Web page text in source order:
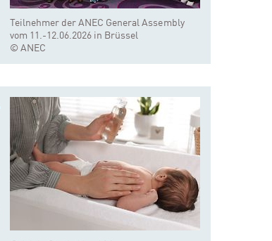
Teilnehmer der ANEC General Assembly
vom 11.-12.06.2026 in Brüssel
© ANEC